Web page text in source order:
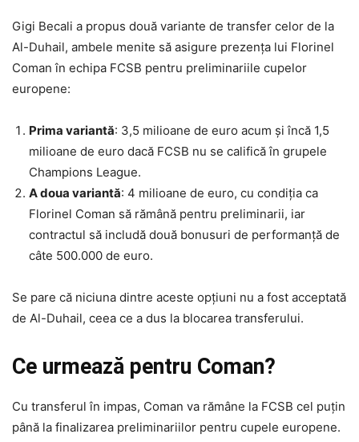
Gigi Becali a propus două variante de transfer celor de la
Al-Duhail, ambele menite să asigure prezența lui Florinel
Coman în echipa FCSB pentru preliminariile cupelor
europene:
Prima variantă: 3,5 milioane de euro acum și încă 1,5
milioane de euro dacă FCSB nu se califică în grupele
Champions League.
A doua variantă: 4 milioane de euro, cu condiția ca
Florinel Coman să rămână pentru preliminarii, iar
contractul să includă două bonusuri de performanță de
câte 500.000 de euro.
Se pare că niciuna dintre aceste opțiuni nu a fost acceptată
de Al-Duhail, ceea ce a dus la blocarea transferului.
Ce urmează pentru Coman?
Cu transferul în impas, Coman va rămâne la FCSB cel puțin
până la finalizarea preliminariilor pentru cupele europene.